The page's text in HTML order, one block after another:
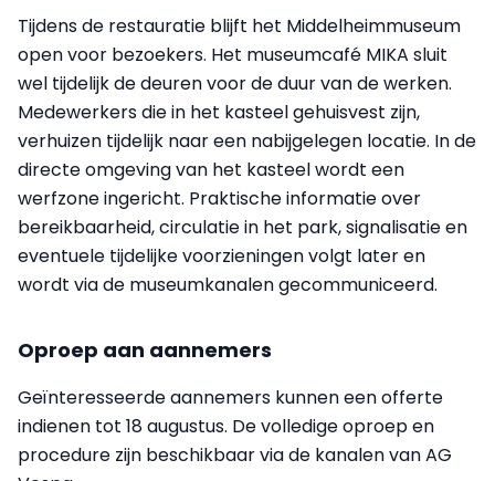
Tijdens de restauratie blijft het Middelheimmuseum
open voor bezoekers. Het museumcafé MIKA sluit
wel tijdelijk de deuren voor de duur van de werken.
Medewerkers die in het kasteel gehuisvest zijn,
verhuizen tijdelijk naar een nabijgelegen locatie. In de
directe omgeving van het kasteel wordt een
werfzone ingericht. Praktische informatie over
bereikbaarheid, circulatie in het park, signalisatie en
eventuele tijdelijke voorzieningen volgt later en
wordt via de museumkanalen gecommuniceerd.
Oproep aan aannemers
Geïnteresseerde aannemers kunnen een offerte
indienen tot 18 augustus. De volledige oproep en
procedure zijn beschikbaar via de kanalen van AG